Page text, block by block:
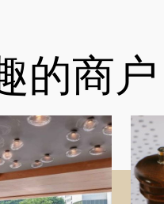
的商户